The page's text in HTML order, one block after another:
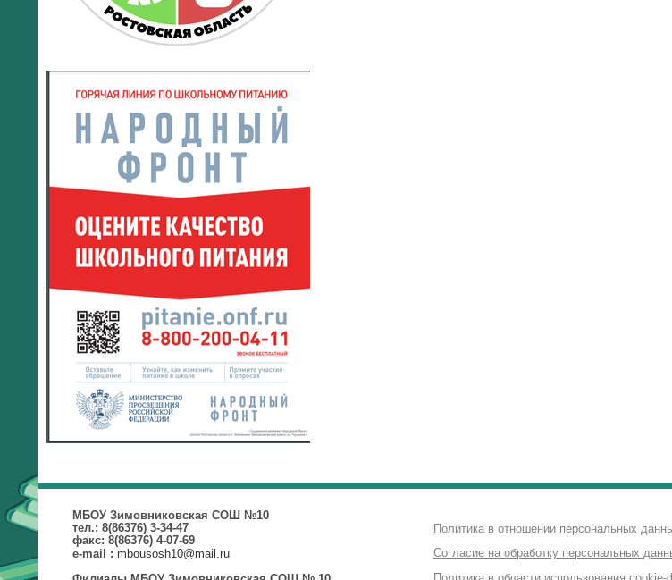
МБОУ Зимовниковская СОШ №10
тел.: 8(86376) 3-34-47
факс: 8(86376) 4-07-69
e-mail : mbousosh10@mail.ru
Политика в отношении персональных
Согласие на обработку персональных